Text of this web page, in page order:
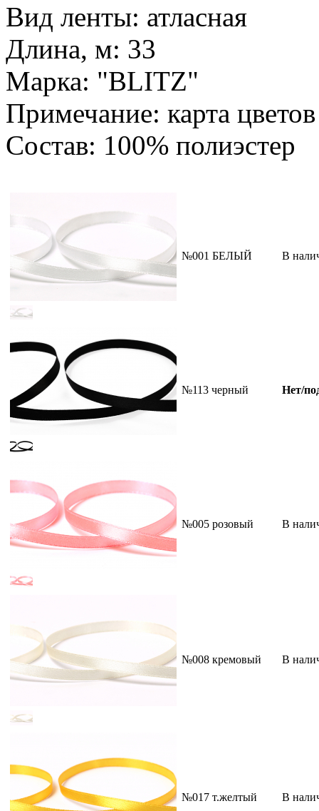
Вид ленты: атласная
Длина, м: 33
Марка: "BLITZ"
Примечание: карта
Состав: 100% полиэстер
№001 БЕЛЫЙ В
№113 черный Нет/
№005 розовый В
№008 кремовый В
№017 т.желтый В